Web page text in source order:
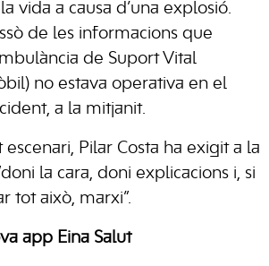
vida a causa d’una explosió.
de les informacions que
de Suport Vital
no estava operativa en el
a la mitjanit.
escenari, Pilar Costa ha exigit a la
la cara, doni explicacions i, si
tot això, marxi”.
app Eina Salut